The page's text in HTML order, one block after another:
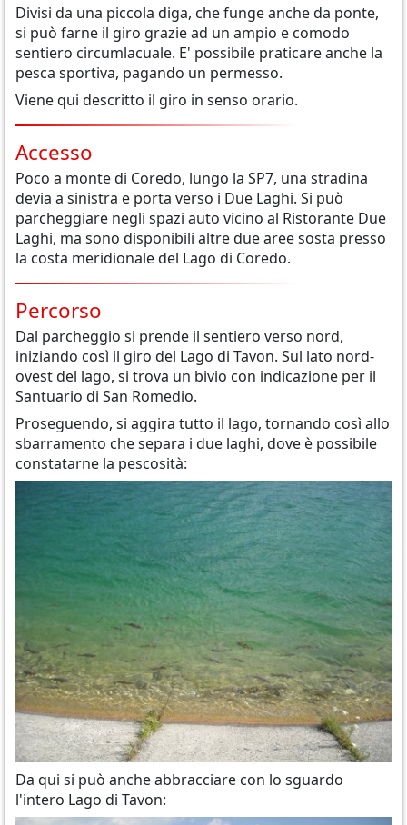
Divisi da una piccola diga, che funge anche da ponte,
si può farne il giro grazie ad un ampio e comodo
sentiero circumlacuale. E' possibile praticare anche la
pesca sportiva, pagando un permesso.
Viene qui descritto il giro in senso orario.
Accesso
Poco a monte di Coredo, lungo la SP7, una stradina
devia a sinistra e porta verso i Due Laghi. Si può
parcheggiare negli spazi auto vicino al Ristorante Due
Laghi, ma sono disponibili altre due aree sosta presso
la costa meridionale del Lago di Coredo.
Percorso
Dal parcheggio si prende il sentiero verso nord,
iniziando così il giro del Lago di Tavon. Sul lato nord-
ovest del lago, si trova un bivio con indicazione per il
Santuario di San Romedio.
Proseguendo, si aggira tutto il lago, tornando così allo
sbarramento che separa i due laghi, dove è possibile
constatarne la pescosità:
Da qui si può anche abbracciare con lo sguardo
l'intero Lago di Tavon: